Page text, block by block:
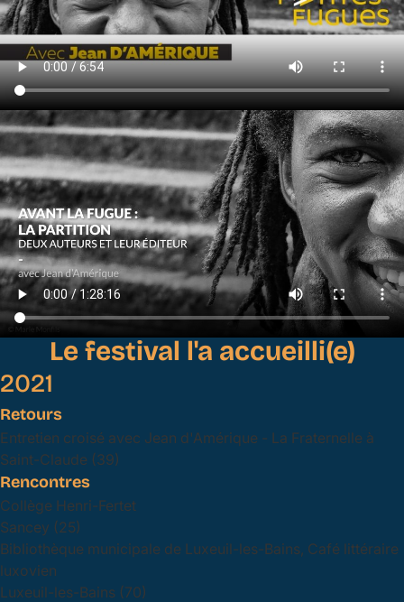
Le festival l'a accueilli(e)
2021
Retours
Entretien croisé avec Jean d'Amérique - La Fraternelle à
Saint-Claude (39)
Rencontres
Collège Henri-Fertet
Sancey (25)
Bibliothèque municipale de Luxeuil-les-Bains, Café littéraire
luxovien
Luxeuil-les-Bains (70)